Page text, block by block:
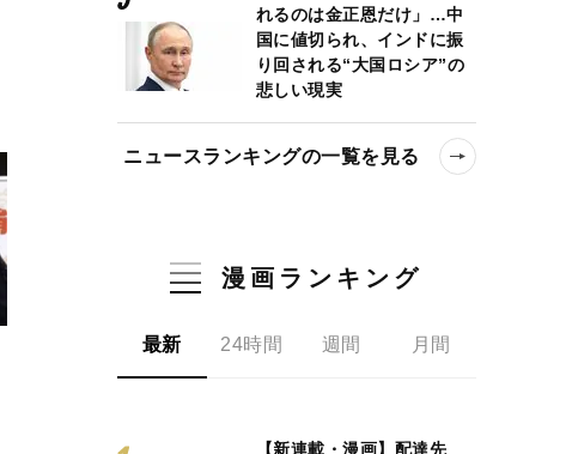
れるのは金正恩だけ」…中
国に値切られ、インドに振
り回される“大国ロシア”の
悲しい現実
ニュースランキングの一覧を見る
漫画ランキング
最新 24時間 週間 月間
【新連載・漫画】配達先